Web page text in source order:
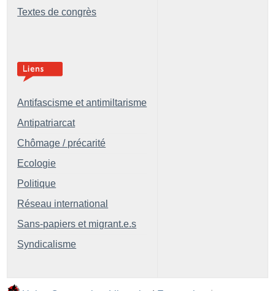
Textes de congrès
Antifascisme et antimiltarisme
Antipatriarcat
Chômage / précarité
Ecologie
Politique
Réseau international
Sans-papiers et migrant.e.s
Syndicalisme